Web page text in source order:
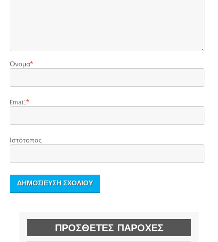
Όνομα*
Email*
Ιστότοπος
ΠΡΌΣΘΕΤΕΣ ΠΑΡΟΧΈΣ